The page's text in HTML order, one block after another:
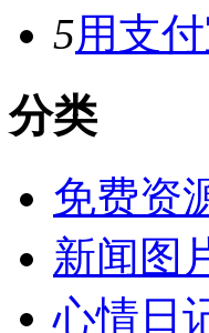
5用支
分类
免费资
新闻图
心情日